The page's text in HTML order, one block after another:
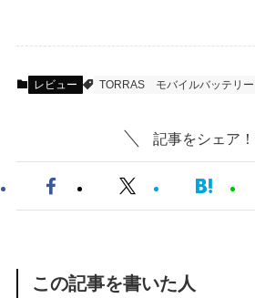
レビュー TORRAS モバイルバッテリー
記事をシェア！
この記事を書いた人